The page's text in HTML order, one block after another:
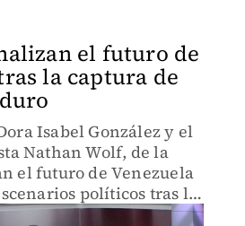
el futuro de
la captura de
Isabel González y el
Nathan Wolf, de la
el futuro de Venezuela
políticos tras la
Maduro.